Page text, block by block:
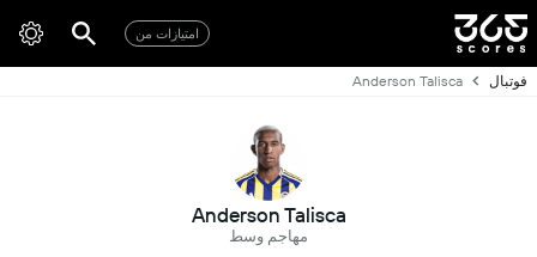
امتیازات من
فوتبال Anderson Talisca
Anderson Talisca
مهاجم وسط